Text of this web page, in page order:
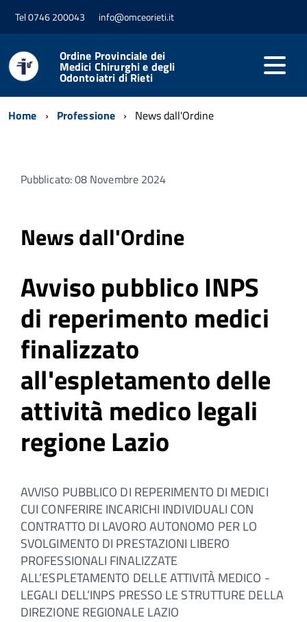
Tel 0746 200043 info@omceorieti.it
Ordine Provinciale dei
Medici Chirurghi e degli
Odontoiatri di Rieti
Home Professione News dall'Ordine
Pubblicato: 08 Novembre 2024
News dall'Ordine
Avviso pubblico INPS
di reperimento medici
finalizzato
all'espletamento delle
attività medico legali
regione Lazio
AVVISO PUBBLICO DI REPERIMENTO DI MEDICI
CUI CONFERIRE INCARICHI INDIVIDUALI CON
CONTRATTO DI LAVORO AUTONOMO PER LO
SVOLGIMENTO DI PRESTAZIONI LIBERO
PROFESSIONALI FINALIZZATE
ALL’ESPLETAMENTO DELLE ATTIVITÀ MEDICO -
LEGALI DELL’INPS PRESSO LE STRUTTURE DELLA
DIREZIONE REGIONALE LAZIO